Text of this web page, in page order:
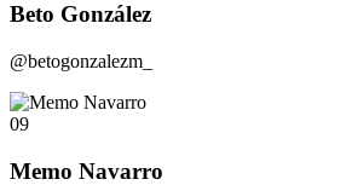
Beto González
@betogonzalezm_
09
Memo Navarro